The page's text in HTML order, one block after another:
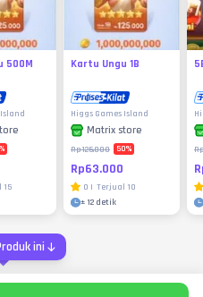
500M
%
15
Kartu Ungu 1B
Higgs Games Island
Matrix store
Rp125.000 50%
Rp63.000
0 | Terjual 10
±12 detik
ini